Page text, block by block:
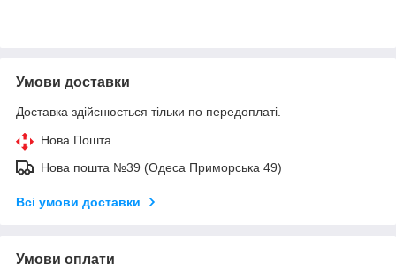
Умови доставки
Доставка здійснюється тільки по передоплаті.
Нова Пошта
Нова пошта №39 (Одеса Приморська 49)
Всі умови доставки
Умови оплати